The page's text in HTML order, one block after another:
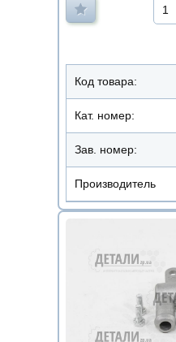
1
Код товара:
Кат. номер:
Зав. номер:
Производитель